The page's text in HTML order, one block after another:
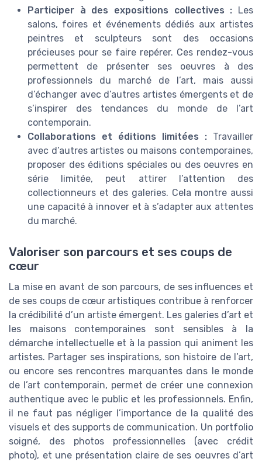
Participer à des expositions collectives : Les
salons, foires et événements dédiés aux artistes
peintres et sculpteurs sont des occasions
précieuses pour se faire repérer. Ces rendez-vous
permettent de présenter ses oeuvres à des
professionnels du marché de l’art, mais aussi
d’échanger avec d’autres artistes émergents et de
s’inspirer des tendances du monde de l’art
contemporain.
Collaborations et éditions limitées : Travailler
avec d’autres artistes ou maisons contemporaines,
proposer des éditions spéciales ou des oeuvres en
série limitée, peut attirer l’attention des
collectionneurs et des galeries. Cela montre aussi
une capacité à innover et à s’adapter aux attentes
du marché.
Valoriser son parcours et ses coups de
cœur
La mise en avant de son parcours, de ses influences et
de ses coups de cœur artistiques contribue à renforcer
la crédibilité d’un artiste émergent. Les galeries d’art et
les maisons contemporaines sont sensibles à la
démarche intellectuelle et à la passion qui animent les
artistes. Partager ses inspirations, son histoire de l’art,
ou encore ses rencontres marquantes dans le monde
de l’art contemporain, permet de créer une connexion
authentique avec le public et les professionnels. Enfin,
il ne faut pas négliger l’importance de la qualité des
visuels et des supports de communication. Un portfolio
soigné, des photos professionnelles (avec crédit
photo), et une présentation claire de ses oeuvres d’art